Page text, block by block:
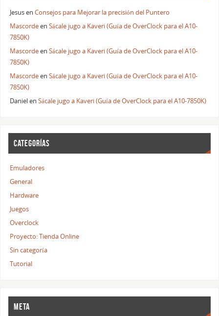
JesusenConsejos para Mejorar la precisión del Puntero
MascordeenSácale jugo a Kaveri (Guía de OverClock para el A10-
7850K)
MascordeenSácale jugo a Kaveri (Guía de OverClock para el A10-
7850K)
MascordeenSácale jugo a Kaveri (Guía de OverClock para el A10-
7850K)
DanielenSácale jugo a Kaveri (Guía de OverClock para el A10-7850K)
CATEGORÍAS
Emuladores
General
Hardware
Juegos
Overclock
Proyecto: Tienda Online
Sin categoría
Tutorial
META